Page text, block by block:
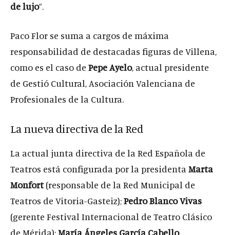
de lujo”.
Paco Flor se suma a cargos de máxima
responsabilidad de destacadas figuras de Villena,
como es el caso de Pepe Ayelo, actual presidente
de Gestió Cultural, Asociación Valenciana de
Profesionales de la Cultura.
La nueva directiva de la Red
La actual junta directiva de la Red Española de
Teatros está configurada por la presidenta Marta
Monfort(responsable de la Red Municipal de
Teatros de Vitoria-Gasteiz);Pedro Blanco Vivas
(gerente Festival Internacional de Teatro Clásico
de Mérida);María Ángeles García Cabello